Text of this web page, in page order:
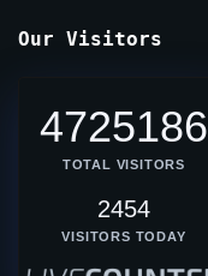
Our Visitors
4725186
TOTAL VISITORS
2454
VISITORS TODAY